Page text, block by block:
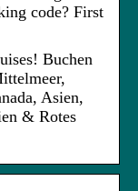
code? First
Buchen
Asien,
& Rotes